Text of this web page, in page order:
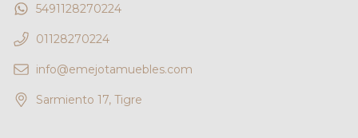
5491128270224
01128270224
info@emejotamuebles.com
Sarmiento 17, Tigre